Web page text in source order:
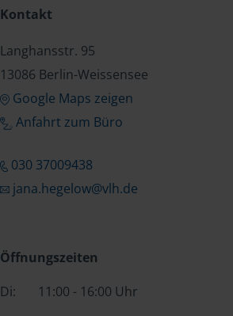
Kontakt
Langhansstr. 95
13086 Berlin-Weissensee
Google Maps zeigen
Anfahrt zum Büro
030 37009438
jana.hegelow@vlh.de
Öffnungszeiten
Di:
11:00 - 16:00 Uhr